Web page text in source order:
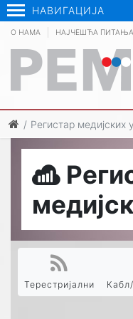
НАВИГАЦИЈА
О НАМА НАЈЧЕШЋА ПИТАЊА
Регистар медијских
Терестријални